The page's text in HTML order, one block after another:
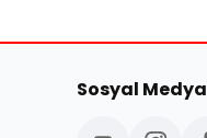
Sosyal Medya